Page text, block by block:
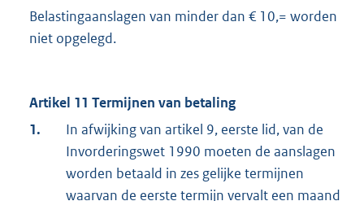
Belastingaanslagen van minder dan € 10,= worden
niet opgelegd.
Artikel 11 Termijnen van betaling
1.
In afwijking van artikel 9, eerste lid, van de
Invorderingswet 1990 moeten de aanslagen
worden betaald in zes gelijke termijnen
waarvan de eerste termijn vervalt een maand